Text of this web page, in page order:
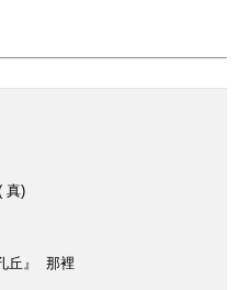
真)
丘』 那裡